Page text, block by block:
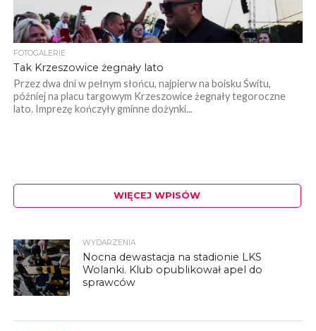
FOTOGALERIE
Tak Krzeszowice żegnały lato
Przez dwa dni w pełnym słońcu, najpierw na boisku Świtu,
później na placu targowym Krzeszowice żegnały tegoroczne
lato. Imprezę kończyły gminne dożynki...
WIĘCEJ WPISÓW
WYDARZENIA
Nocna dewastacja na stadionie LKS
Wolanki. Klub opublikował apel do
sprawców